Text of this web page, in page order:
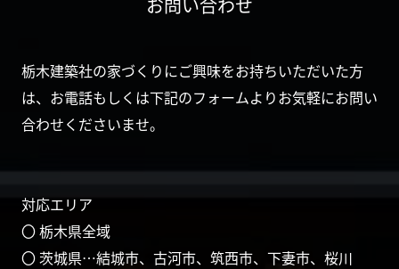
栃木建築社の家づくりにご興味をお持ちいただいた方
は、お電話もしくは下記のフォームよりお気軽にお問い
合わせくださいませ。
対応エリア
〇 栃木県全域
〇 茨城県…結城市、古河市、筑西市、下妻市、桜川